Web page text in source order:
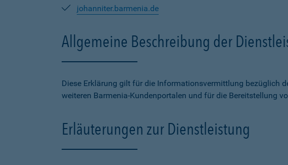
johanniter.barmenia.de
Allgemeine Beschreibung der
Diese Erklärung gilt für die Informationsvermittlung bezüglich
weiteren Barmenia-Kundenportalen und für die Bereitstellung
Erläuterungen zur Dienstleistung